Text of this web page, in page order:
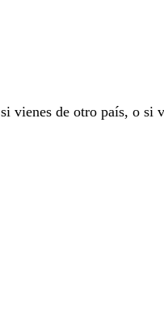
vienes de otro país, o si